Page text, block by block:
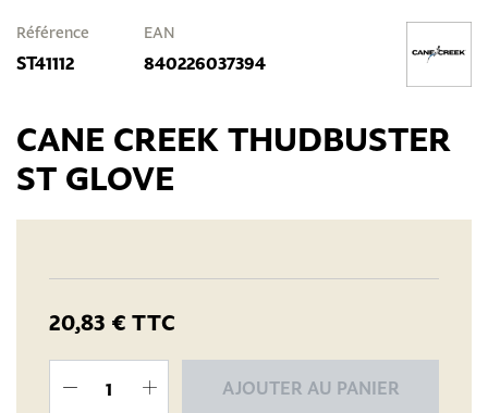
Référence
ST41112
EAN
840226037394
CANE CREEK THUDBUSTER
ST GLOVE
20,83 € TTC
AJOUTER AU PANIER